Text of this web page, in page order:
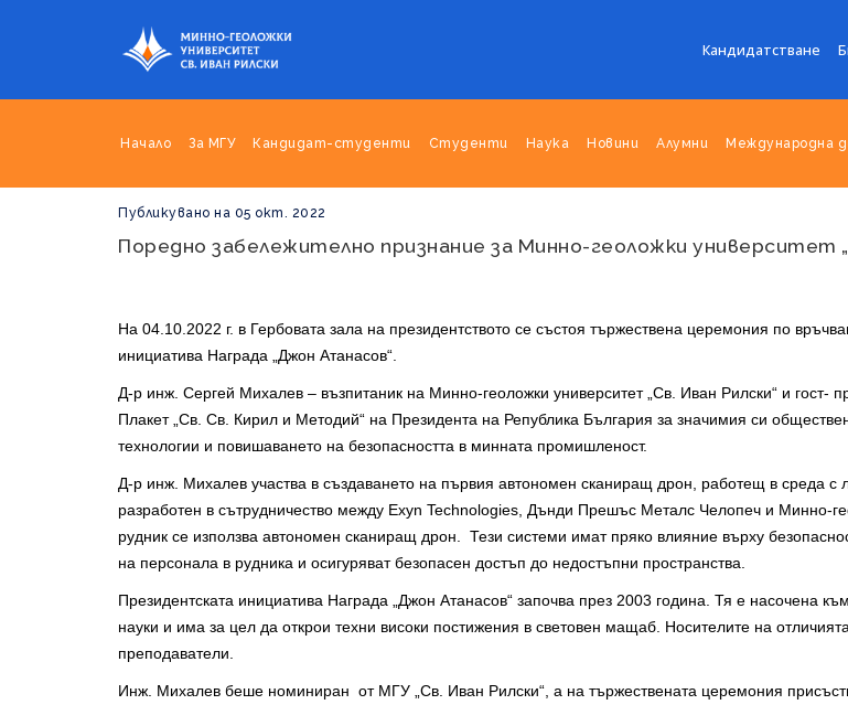
Кандидатстване
Начало За МГУ Кандидат-студенти Студенти Наука Новини Алумни Международна
Публикувано на 05 окт. 2022
Поредно забележително признание за Минно-геоложки университет
На 04.10.2022 г. в Гербовата зала на президентството се състоя тържествена церемония по
инициатива Награда „Джон Атанасов“.
Д-р инж. Сергей Михалев – възпитаник на Минно-геоложки университет „Св. Иван Рилски“ и гост-
Плакет „Св. Св. Кирил и Методий“ на Президента на Република България за значимия си
технологии и повишаването на безопасността в минната промишленост.
Д-р инж. Михалев участва в създаването на първия автономен сканиращ дрон, работещ в среда с
разработен в сътрудничество между Exyn Technologies, Дънди Прешъс Металс Челопеч и Минно-
рудник се използва автономен сканиращ дрон. Тези системи имат пряко влияние върху
на персонала в рудника и осигуряват безопасен достъп до недостъпни пространства.
Президентската инициатива Награда „Джон Атанасов“ започва през 2003 година. Тя е насочена
науки и има за цел да открои техни високи постижения в световен мащаб. Носителите на
преподаватели.
Инж. Михалев беше номиниран от МГУ „Св. Иван Рилски“, а на тържествената церемония